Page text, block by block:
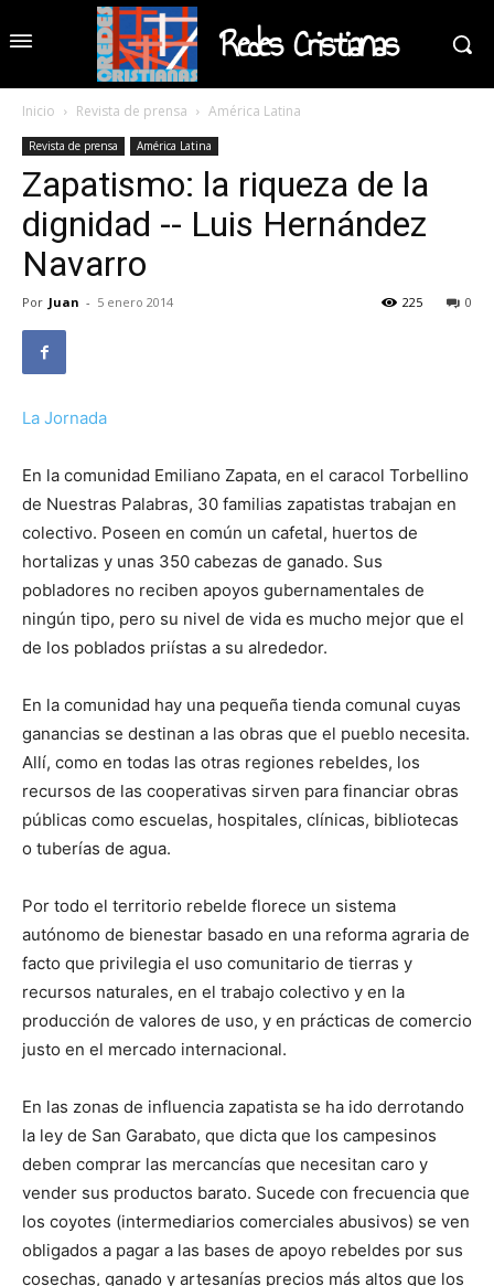
Redes Cristianas
Inicio Revista de prensa América Latina
Revista de prensa América Latina
Zapatismo: la riqueza de la
dignidad -- Luis Hernández
Navarro
Por Juan - 5 enero 2014 0
225
La Jornada
En la comunidad Emiliano Za­pata, en el caracol Torbellino
de Nuestras Palabras, 30 familias zapatistas trabajan en
colectivo. Poseen en común un cafetal, huertos de
hortalizas y unas 350 cabezas de ganado. Sus
pobladores no reciben apoyos gubernamentales de
ningún tipo, pero su nivel de vida es mucho mejor que el
de los poblados priístas a su alrededor.
En la comunidad hay una pequeña tienda comunal cuyas
ganancias se destinan a las obras que el pueblo necesita.
Allí, como en todas las otras regiones rebeldes, los
recursos de las cooperativas sirven para financiar obras
públicas como escuelas, hospitales, clínicas, bibliotecas
o tuberías de agua.
Por todo el territorio rebelde florece un sistema
autónomo de bienestar basado en una reforma agraria de
facto que privilegia el uso comunitario de tierras y
recursos naturales, en el trabajo colectivo y en la
producción de valores de uso, y en prácticas de comercio
justo en el mercado internacional.
En las zonas de influencia zapatista se ha ido derrotando
la ley de San Garabato, que dicta que los campesinos
deben comprar las mercancías que necesitan caro y
vender sus productos barato. Sucede con frecuencia que
los coyotes (intermediarios comerciales abusivos) se ven
obligados a pagar a las bases de apoyo rebeldes por sus
cosechas, ganado y artesanías precios más altos que los